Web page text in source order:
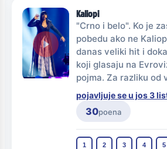
Kaliopi
"Crno i belo". Ko je
pobedu ako ne
danas veliki hit i
koji glasaju na
pojma. Za razliku od
pojavljuje se u jos 3
30poena
1 2 3 4 5